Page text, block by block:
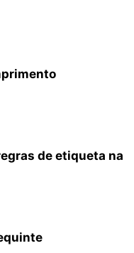
de etiqueta na